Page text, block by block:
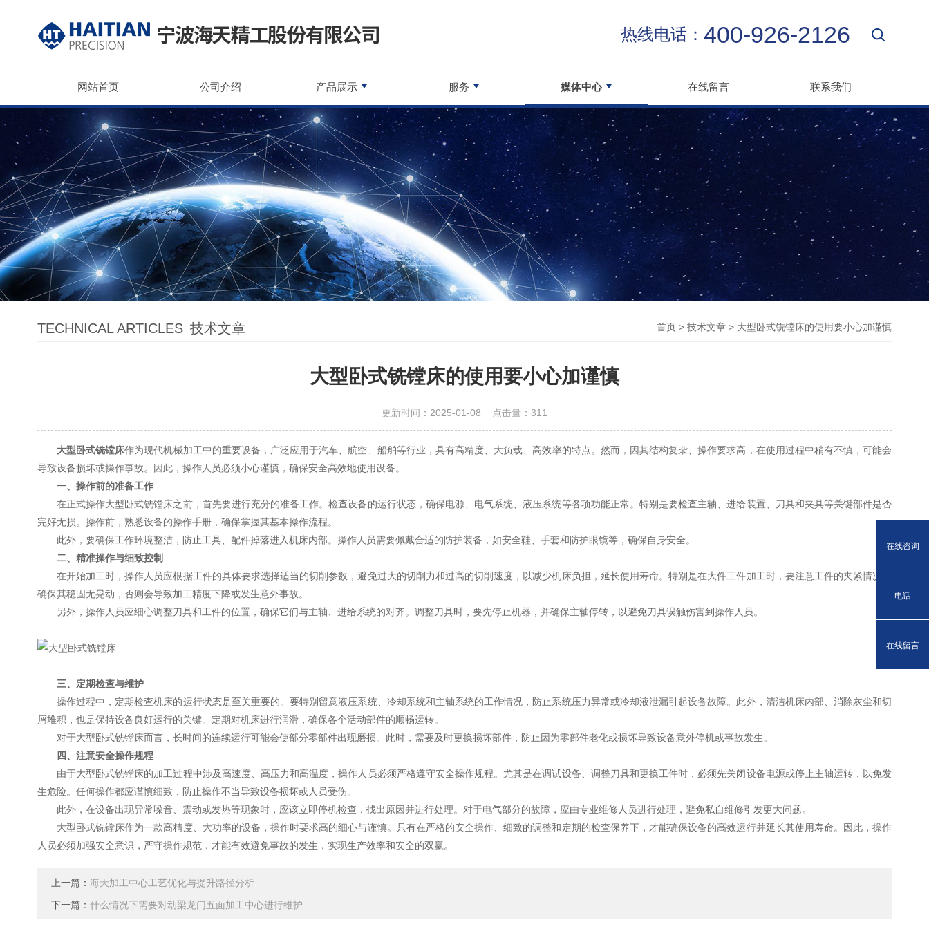
热线电话：400-926-2126
网站首页 公司介绍 产品展示 服务 媒体中心 在线留言 联系我们
TECHNICAL ARTICLES 技术文章 首页 >技术文章 > 大型卧式铣镗床的使用要小心加谨慎
大型卧式铣镗床的使用要小心加谨慎
更新时间：2025-01-08 点击量： 311
大型卧式铣镗床作为现代机械加工中的重要设备，广泛应用于汽车、航空、船舶等行业，具有高精度、大负载、高效率的特点。然而，因其结构复杂、操作要求高，在使用过程中稍有不慎，可能会
导致设备损坏或操作事故。因此，操作人员必须小心谨慎，确保安全高效地使用设备。
一、操作前的准备工作
在正式操作大型卧式铣镗床之前，首先要进行充分的准备工作。检查设备的运行状态，确保电源、电气系统、液压系统等各项功能正常。特别是要检查主轴、进给装置、刀具和夹具等关键部件是否
完好无损。操作前，熟悉设备的操作手册，确保掌握其基本操作流程。
此外，要确保工作环境整洁，防止工具、配件掉落进入机床内部。操作人员需要佩戴合适的防护装备，如安全鞋、手套和防护眼镜等，确保自身安全。
二、精准操作与细致控制
在开始加工时，操作人员应根据工件的具体要求选择适当的切削参数，避免过大的切削力和过高的切削速度，以减少机床负担，延长使用寿命。特别是在大件工件加工时，要注意工件的夹紧情况，
确保其稳固无晃动，否则会导致加工精度下降或发生意外事故。
另外，操作人员应细心调整刀具和工件的位置，确保它们与主轴、进给系统的对齐。调整刀具时，要先停止机器，并确保主轴停转，以避免刀具误触伤害到操作人员。
三、定期检查与维护
操作过程中，定期检查机床的运行状态是至关重要的。要特别留意液压系统、冷却系统和主轴系统的工作情况，防止系统压力异常或冷却液泄漏引起设备故障。此外，清洁机床内部、消除灰尘和切
屑堆积，也是保持设备良好运行的关键。定期对机床进行润滑，确保各个活动部件的顺畅运转。
对于大型卧式铣镗床而言，长时间的连续运行可能会使部分零部件出现磨损。此时，需要及时更换损坏部件，防止因为零部件老化或损坏导致设备意外停机或事故发生。
四、注意安全操作规程
由于大型卧式铣镗床的加工过程中涉及高速度、高压力和高温度，操作人员必须严格遵守安全操作规程。尤其是在调试设备、调整刀具和更换工件时，必须先关闭设备电源或停止主轴运转，以免发
生危险。任何操作都应谨慎细致，防止操作不当导致设备损坏或人员受伤。
此外，在设备出现异常噪音、震动或发热等现象时，应该立即停机检查，找出原因并进行处理。对于电气部分的故障，应由专业维修人员进行处理，避免私自维修引发更大问题。
大型卧式铣镗床作为一款高精度、大功率的设备，操作时要求高的细心与谨慎。只有在严格的安全操作、细致的调整和定期的检查保养下，才能确保设备的高效运行并延长其使用寿命。因此，操作
人员必须加强安全意识，严守操作规范，才能有效避免事故的发生，实现生产效率和安全的双赢。
上一篇： 海天加工中心工艺优化与提升路径分析
下一篇： 什么情况下需要对动梁龙门五面加工中心进行维护
在线咨询
电话
在线留言